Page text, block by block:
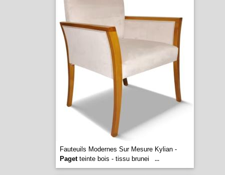
Fauteuils Modernes Sur Mesure Kylian -
Pagetteinte bois - tissu brunei ...